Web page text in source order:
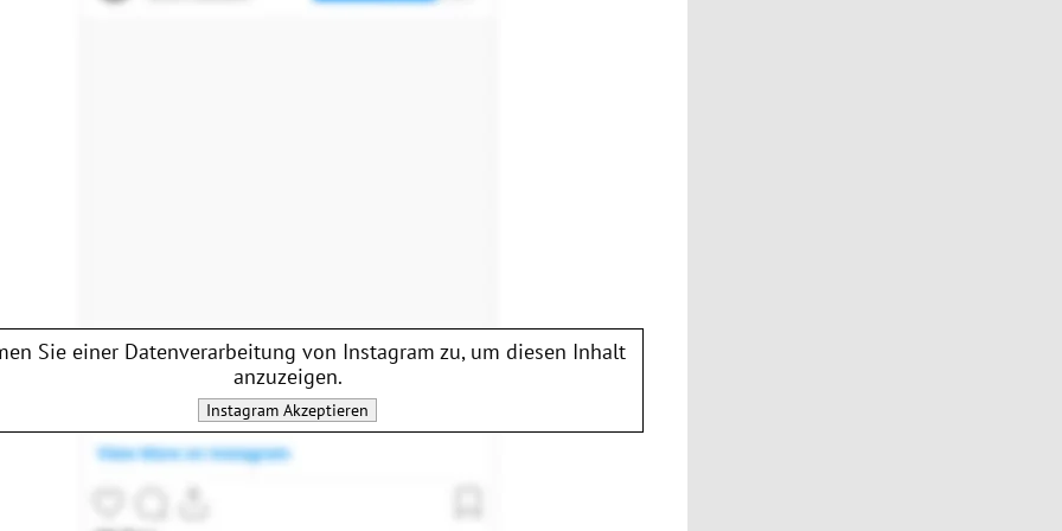
Sie einer Datenverarbeitung von Instagram zu, um diesen Inhalt
anzuzeigen.
Instagram Akzeptieren